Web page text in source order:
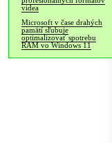
videa
Microsoft v čase drahých
pamätí sľubuje
optimalizovať spotrebu
RAM vo Windows 11